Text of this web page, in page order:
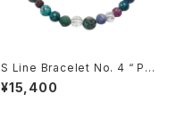
S Line Bracelet No. 4 “ Poi
full “
¥15,400